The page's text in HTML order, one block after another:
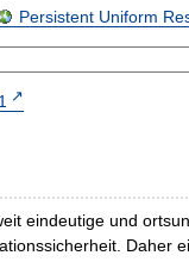
Persistent Uniform
eindeutige und
Daher